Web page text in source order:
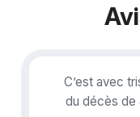
C’est avec
du décès de